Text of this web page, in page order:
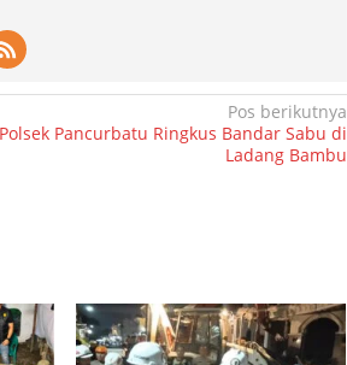
Pos berikutnya
Polsek Pancurbatu Ringkus Bandar Sabu di
Ladang Bambu